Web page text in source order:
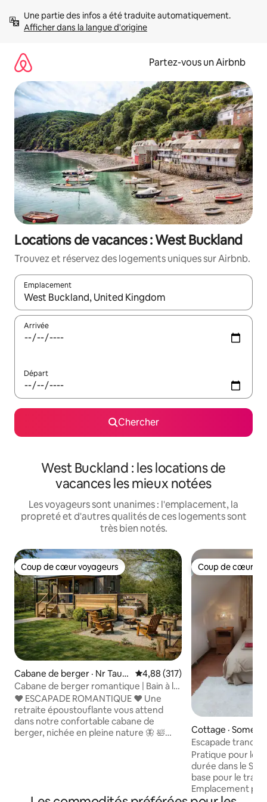
directement
Afficher dans la langue d'origine
Partez-vous un Airbnb
Locations de vacances : West Buckland
Trouvez et réservez des logements uniques sur Airbnb.
Emplacement
Quand les résultats sont affichés, parcourez-les en utilisant
Arrivée
Départ
Chercher
West Buckland : les locations de
vacances les mieux notées
Les voyageurs sont unanimes : l'emplacement, la
propreté et d'autres qualités de ces logements sont
très bien notés.
Coup de cœur voyageurs
Coup de cœur voyageurs
Cabane de berger · Nr Taun
ton
Note moyenne de 4,88 sur 5,
4,88 (317)
Cabane de berger romantique | Bain à la
lumière des étoiles
❤️ ESCAPADE ROMANTIQUE ❤️ Une
retraite époustouflante vous attend
dans notre confortable cabane de
berger, nichée en pleine nature 🦋 🛀
Coup de cœur
Coup de cœur
Cottage ·
Escapade
- près de
Pratique pour les
durée dans le Sud-Ouest
base pour le
Emplacement